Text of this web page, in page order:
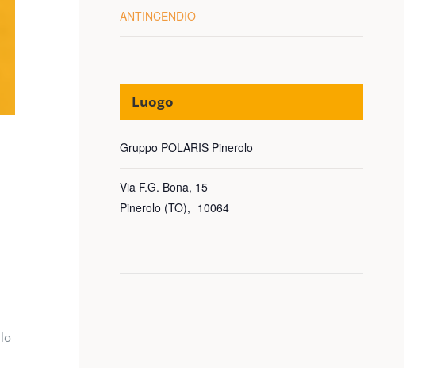
1.
ANTINCENDIO
Luogo
Gruppo POLARIS Pinerolo
Via F.G. Bona, 15
Pinerolo (TO), 10064